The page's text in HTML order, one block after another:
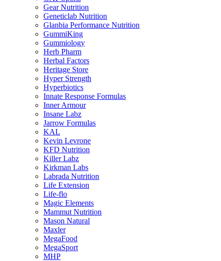
Gear Nutrition
Geneticlab Nutrition
Glanbia Performance Nutrition
GummiKing
Gummiology
Herb Pharm
Herbal Factors
Heritage Store
Hyper Strength
Hyperbiotics
Innate Response Formulas
Inner Armour
Insane Labz
Jarrow Formulas
KAL
Kevin Levrone
KFD Nutrition
Killer Labz
Kirkman Labs
Labrada Nutrition
Life Extension
Life-flo
Magic Elements
Mammut Nutrition
Mason Natural
Maxler
MegaFood
MegaSport
MHP